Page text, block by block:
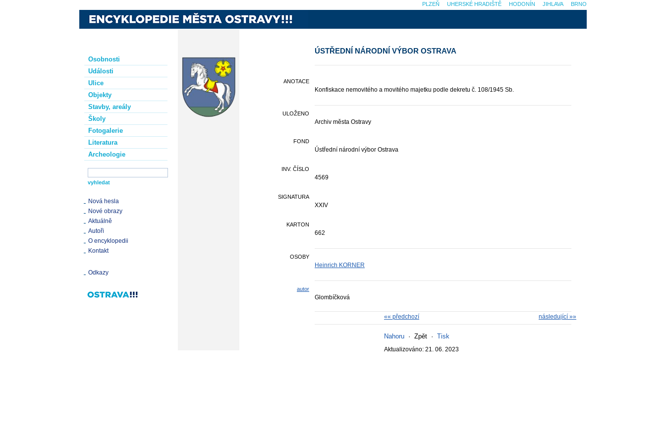
Osobnosti
Události
Ulice
Objekty
Stavby, areály
Školy
Fotogalerie
Literatura
Archeologie
Nová hesla
Nové obrazy
Aktuálně
Autoři
O encyklopedii
Kontakt
Odkazy
ÚSTŘEDNÍ NÁRODNÍ VÝBOR OSTRAVA
ANOTACE
Konfiskace nemovitého a movitého majetku podle dekretu č. 108/1945 Sb.
ULOŽENO
Archiv města Ostravy
FOND
Ústřední národní výbor Ostrava
INV. ČÍSLO
4569
SIGNATURA
XXIV
KARTON
662
OSOBY
Heinrich KORNER
autor
Glombíčková
následující »»
«« předchozí
Nahoru · Zpět · Tisk
Aktualizováno: 21. 06. 2023
BRNO
JIHLAVA
HODONÍN
UHERSKÉ HRADIŠTĚ
PLZEŇ